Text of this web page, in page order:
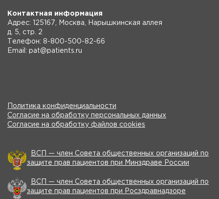
Контактная информация
Адрес: 125167, Москва, Нарышкинская аллея
д. 5, стр. 2
Телефон: 8-800-500-82-66
Email: pat@patients.ru
Политика конфиденциальности
Согласие на обработку персональных данных
Согласие на обработку файлов cookies
ВСП — член Совета общественных организаций по
защите прав пациентов при Минздраве России
ВСП — член Совета общественных организаций по
защите прав пациентов при Росздравнадзоре